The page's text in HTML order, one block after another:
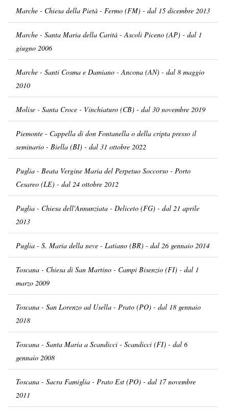
Marche - Chiesa della Pietà - Fermo (FM) - dal 15 dicembre 2013
Marche - Santa Maria della Carità - Ascoli Piceno (AP) - dal 1
giugno 2006
Marche - Santi Cosma e Damiano - Ancona (AN) - dal 8 maggio
2010
Molise - Santa Croce - Vinchiaturo (CB) - dal 30 novembre 2019
Piemonte - Cappella di don Fontanella o della cripta presso il
seminario - Biella (BI) - dal 31 ottobre 2022
Puglia - Beata Vergine Maria del Perpetuo Soccorso - Porto
Cesareo (LE) - dal 24 ottobre 2012
Puglia - Chiesa dell'Annunziata - Deliceto (FG) - dal 21 aprile
2013
Puglia - S. Maria della neve - Latiano (BR) - dal 26 gennaio 2014
Toscana - Chiesa di San Martino - Campi Bisenzio (FI) - dal 1
marzo 2009
Toscana - San Lorenzo ad Usella - Prato (PO) - dal 18 gennaio
2018
Toscana - Santa Maria a Scandicci - Scandicci (FI) - dal 6
gennaio 2008
Toscana - Sacra Famiglia - Prato Est (PO) - dal 17 novembre
2011